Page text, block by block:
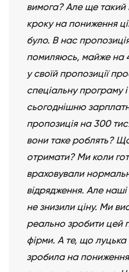
вимога? Але ще
кроку на пониження
було. В нас
помиляюсь, майже на
у своїй пропозиції
спеціальну програму
сьогоднішню
пропозиція на 300
вони таке роблять?
отримати? Ми коли
враховували
відрядження. Але
не знизили ціну. Ми
реально зробити цей
фірми. А те, що луцька
зробила на